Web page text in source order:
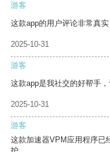
游客
这款app的用户评论非常真
2025-10-31
游客
这款app是我社交的好帮手
2025-10-31
游客
这款加速器VPM应用程序已